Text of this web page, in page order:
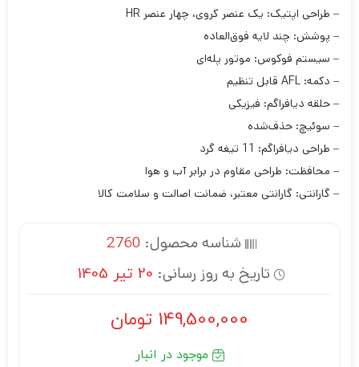
– طراحی اپتیک: یک عنصر کروی، چهار عنصر HR
– پوشش‌: چند لایه فوق‌العاده
– سیستم فوکوس: موتور پله‌ای
– دکمه: AFL قابل تنظیم
– حلقه دیافراگم: فیزیکی
– سوئیچ: حذف‌شده
– طراحی دیافراگم: 11 تیغه گرد
– محافظت: طراحی مقاوم در برابر آب و هوا
– گارانتی: گارانتی معتبر، ضمانت اصالت و سلامت کالا
شناسه محصول: 2760
تاریخ به روز رسانی: 20 تیر 1405
149,500,000 تومان
موجود در انبار